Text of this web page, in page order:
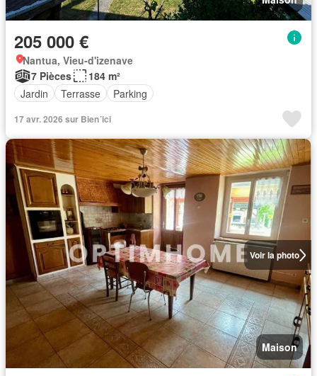
205 000 €
Nantua, Vieu-d'izenave
7 Pièces
184 m²
Jardin
Terrasse Parking
17 avr. 2026 sur Bien´ici
Voir la photo
Maison